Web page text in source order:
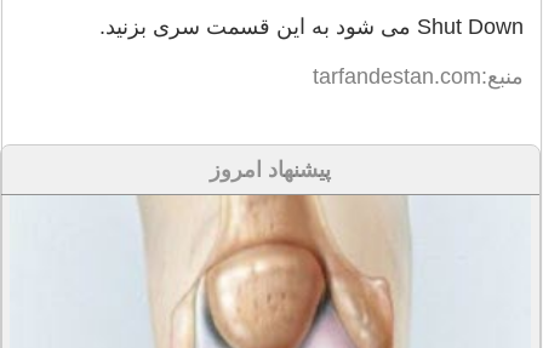
Shut Down می شود به این قسمت سری بزنید.
منبع:tarfandestan.com
پیشنهاد امروز